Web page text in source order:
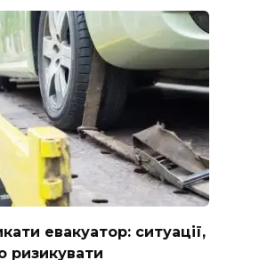
евакуатор: ситуації,
ризикувати